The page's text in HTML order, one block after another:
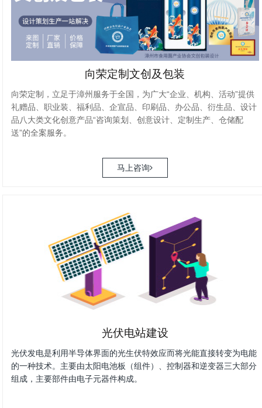
向荣定制文创及包装
向荣定制，立足于漳州服务于全国，为广大“企业、机构、活动”提供
礼赠品、职业装、福利品、企宣品、印刷品、办公品、衍生品、设计
品八大类文化创意产品“咨询策划、创意设计、定制生产、仓储配
送”的全案服务。
马上咨询
光伏电站建设
光伏发电是利用半导体界面的光生伏特效应而将光能直接转变为电能
的一种技术。主要由太阳电池板（组件）、控制器和逆变器三大部分
组成，主要部件由电子元器件构成。